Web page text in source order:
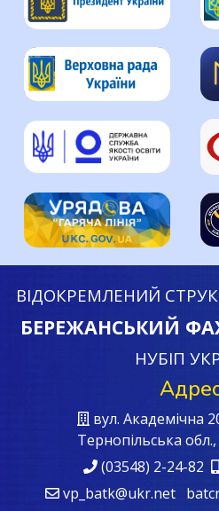
ВІДОКРЕМЛЕНИЙ
БЕРЕЖАНСЬКИЙ
НУБІП
вул. Академічна
Тернопільська
(03548) 2-24-82
vp_batk@ukr.net